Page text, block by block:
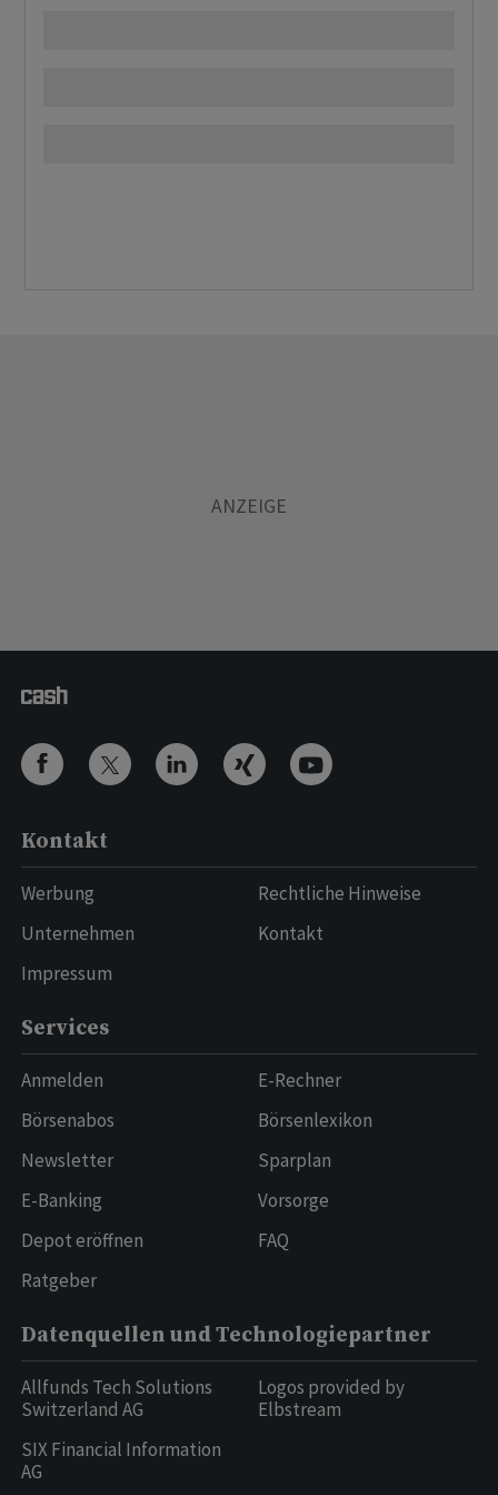
Kontakt
Werbung
Unternehmen
Impressum
Rechtliche Hinweise
Kontakt
Services
Anmelden
Börsenabos
Newsletter
E-Banking
Depot eröffnen
Ratgeber
E-Rechner
Börsenlexikon
Sparplan
Vorsorge
FAQ
Datenquellen und Technologiepartner
Allfunds Tech Solutions
Switzerland AG
SIX Financial Information
AG
Logos provided by
Elbstream